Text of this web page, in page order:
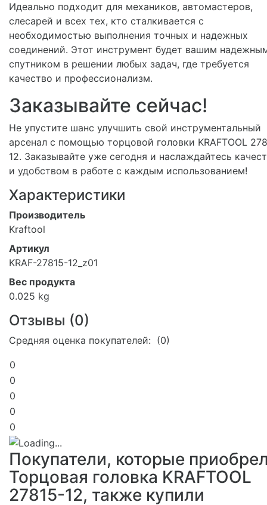
Идеально подходит для механиков, автомастеров,
слесарей и всех тех, кто сталкивается с
необходимостью выполнения точных и надежных
соединений. Этот инструмент будет вашим
спутником в решении любых задач, где требуется
качество и профессионализм.
Заказывайте сейчас!
Не упустите шанс улучшить свой инструментальный
арсенал с помощью торцовой головки KRAFTOOL
12. Заказывайте уже сегодня и наслаждайтесь
и удобством в работе с каждым использованием!
Характеристики
Производитель
Kraftool
Артикул
KRAF-27815-12_z01
Вес продукта
0.025 kg
Отзывы (0)
Средняя оценка покупателей: (0)
0
0
0
0
0
Покупатели, которые
Торцовая головка KRAFTOOL
27815-12, также купили